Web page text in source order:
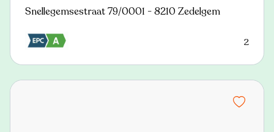
Snellegemsestraat 79/0001 - 8210 Zedelgem
2